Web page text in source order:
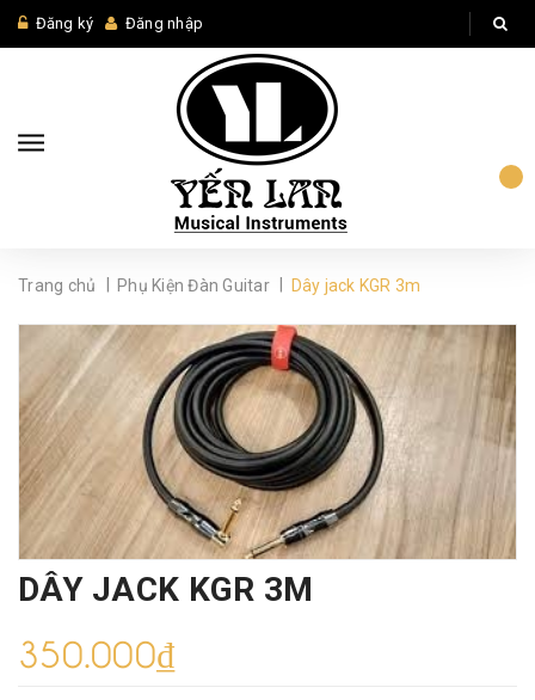
Đăng ký Đăng nhập
Trang chủ Phụ Kiện Đàn Guitar Dây jack KGR 3m
DÂY JACK KGR 3M
350.000₫